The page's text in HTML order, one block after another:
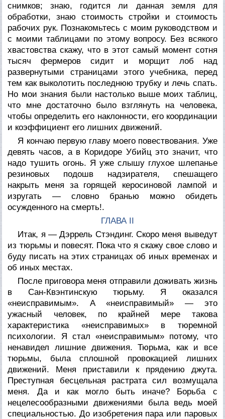
снимков; знаю, годится ли данная земля для
обработки, знаю стоимость стройки и стоимость
рабочих рук. Познакомьтесь с моим руководством и
с моими таблицами по этому вопросу. Без всякого
хвастовства скажу, что в этот самый момент сотня
тысяч фермеров сидит и морщит лоб над
развернутыми страницами этого учебника, перед
тем как выколотить последнюю трубку и лечь спать.
Но мои знания были настолько выше моих таблиц,
что мне достаточно было взглянуть на человека,
чтобы определить его наклонности, его координации
и коэффициент его лишних движений.
Я кончаю первую главу моего повествования. Уже
девять часов, а в Коридоре Убийц это значит, что
надо тушить огонь. Я уже слышу глухое шлепанье
резиновых подошв надзирателя, спешащего
накрыть меня за горящей керосиновой лампой и
изругать — словно бранью можно обидеть
осужденного на смерть!.
ГЛАВА II
Итак, я — Дэррель Стэндинг. Скоро меня выведут
из тюрьмы и повесят. Пока что я скажу свое слово и
буду писать на этих страницах об иных временах и
об иных местах.
После приговора меня отправили доживать жизнь
в Сан-Квэнтинскую тюрьму. Я оказался
«неисправимым». А «неисправимый» — это
ужасный человек, по крайней мере такова
характеристика «неисправимых» в тюремной
психологии. Я стал «неисправимым» потому, что
ненавидел лишние движения. Тюрьма, как и все
тюрьмы, была сплошной провокацией лишних
движений. Меня приставили к прядению джута.
Преступная бесцельная растрата сил возмущала
меня. Да и как могло быть иначе? Борьба с
нецелесообразными движениями была ведь моей
специальностью. До изобретения пара или паровых